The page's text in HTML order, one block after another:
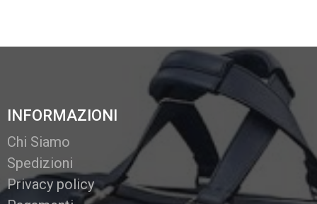
INFORMAZIONI
Chi Siamo
Spedizioni
Privacy policy